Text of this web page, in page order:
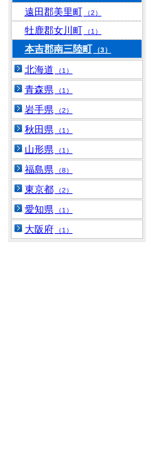
遠田郡美里町 （2）
牡鹿郡女川町 （1）
本吉郡南三陸町 （3）
北海道 （1）
青森県 （1）
岩手県 （2）
秋田県 （1）
山形県 （1）
福島県 （8）
東京都 （2）
愛知県 （1）
大阪府 （1）